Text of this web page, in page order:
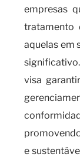
empresas
tratamento
aquelas em
visa
e